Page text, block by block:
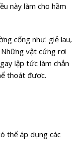
này làm cho hầm
cống như: giẻ lau,
vật cứng rơi
lập tức làm chắn
thoát được.
thể áp dụng các